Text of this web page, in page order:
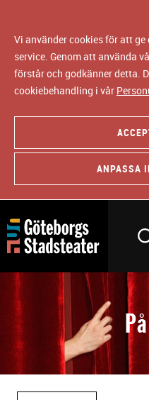
Vi använder cookies för att
service. Genom att använda
förstår och godkänner detta.
cookiebehandling i vår
ANPASSA